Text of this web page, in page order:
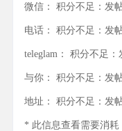
微信： 积分不足：发
电话： 积分不足：发
teleglam： 积分不足：
与你： 积分不足：发
地址： 积分不足：发
* 此信息查看需要消耗